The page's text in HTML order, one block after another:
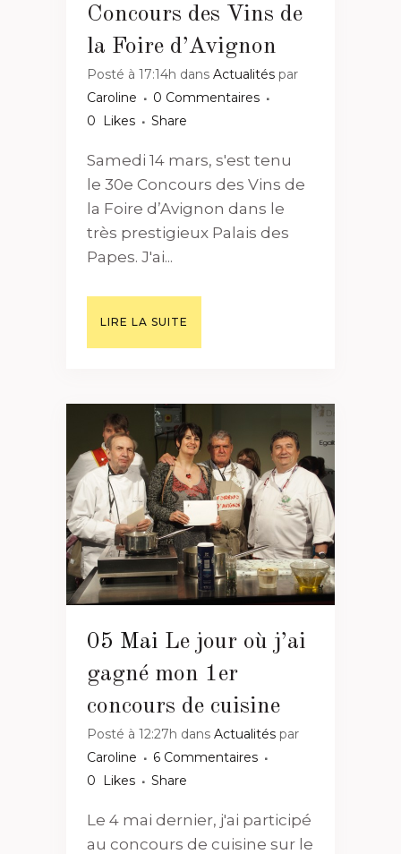
Concours des Vins de
la Foire d’Avignon
Posté à 17:14h dans Actualités par
Caroline
0 Commentaires
0
Likes Share
Samedi 14 mars, s'est tenu
le 30e Concours des Vins de
la Foire d’Avignon dans le
très prestigieux Palais des
Papes. J'ai...
LIRE LA SUITE
05 Mai Le jour où j’ai
gagné mon 1er
concours de cuisine
Posté à 12:27h dans Actualités par
Caroline
6 Commentaires
0
Likes Share
Le 4 mai dernier, j'ai participé
au concours de cuisine sur le